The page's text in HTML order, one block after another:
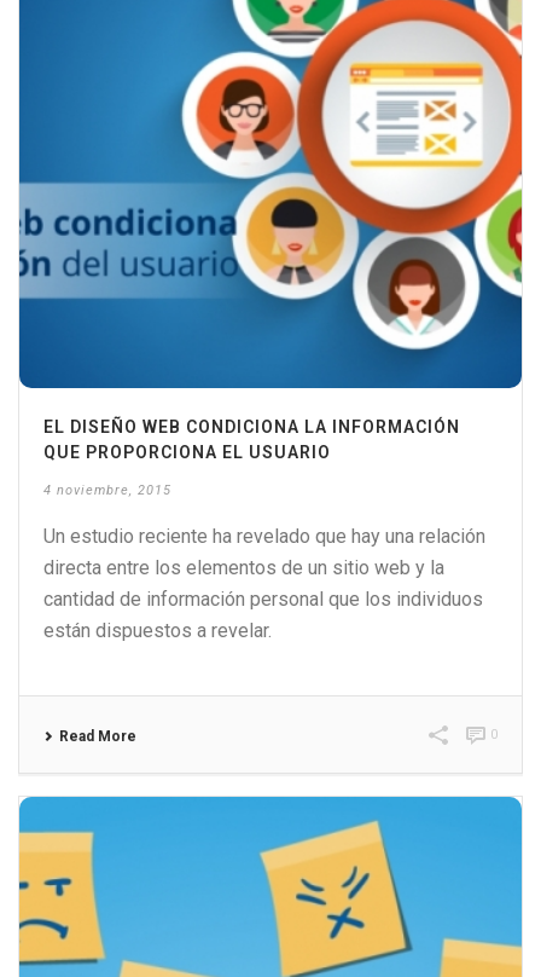
EL DISEÑO WEB CONDICIONA LA INFORMACIÓN
QUE PROPORCIONA EL USUARIO
4 noviembre, 2015
Un estudio reciente ha revelado que hay una relación
directa entre los elementos de un sitio web y la
cantidad de información personal que los individuos
están dispuestos a revelar.
Read More 0